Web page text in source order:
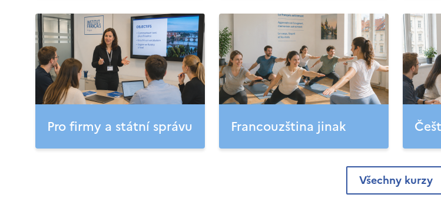
Pro firmy a státní správu Francouzština jinak
Všechny kurzy